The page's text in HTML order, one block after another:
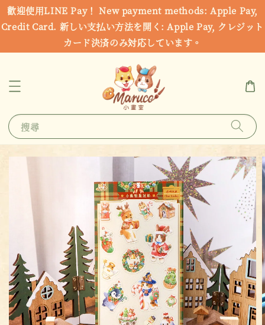
歡迎使用LINE Pay！ New payment methods: Apple Pay,
Credit Card. 新しい支払い方法を開く: Apple Pay, クレジット
カード決済のみ対応しています。
搜尋